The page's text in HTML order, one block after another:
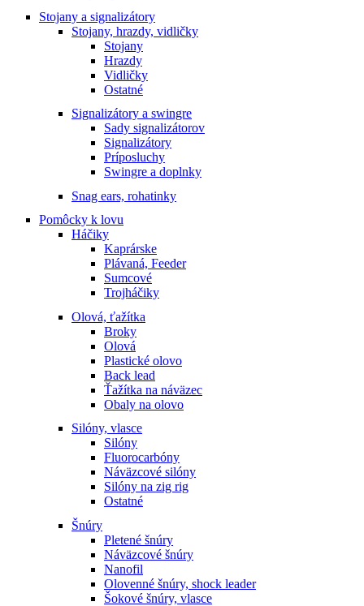
Stojany a signalizátory
Stojany, hrazdy, vidličky
Stojany
Hrazdy
Vidličky
Ostatné
Signalizátory a swingre
Sady signalizátorov
Signalizátory
Príposluchy
Swingre a doplnky
Snag ears, rohatinky
Pomôcky k lovu
Háčiky
Kaprárske
Plávaná, Feeder
Sumcové
Trojháčiky
Olová, ťažítka
Broky
Olová
Plastické olovo
Back lead
Ťažítka na náväzec
Obaly na olovo
Silóny, vlasce
Silóny
Fluorocarbóny
Náväzcové silóny
Silóny na zig rig
Ostatné
Šnúry
Pletené šnúry
Náväzcové šnúry
Nanofil
Olovenné šnúry, shock leader
Šokové šnúry, vlasce